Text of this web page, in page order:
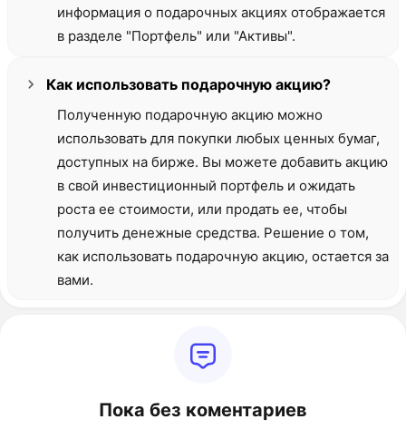
информация о подарочных акциях отображается
в разделе "Портфель" или "Активы".
Как использовать подарочную акцию?
Полученную подарочную акцию можно
использовать для покупки любых ценных бумаг,
доступных на бирже. Вы можете добавить акцию
в свой инвестиционный портфель и ожидать
роста ее стоимости, или продать ее, чтобы
получить денежные средства. Решение о том,
как использовать подарочную акцию, остается за
вами.
Пока без коментариев